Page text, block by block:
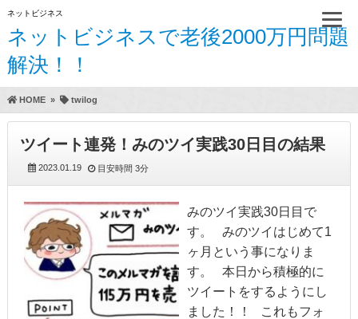
ネットビジネス
ネットビジネスで老後2000万円問題
解決！！
HOME» twilog
ツイート連発！みのツイ実践30日目の結果
2023.01.19 目安時間 3分
みのツイ実践30日目で
す。 みのツイはじめて1
ヶ月という事になりま
す。 本日から積極的に
ツイートをするようにし
ました！！ これもフォ